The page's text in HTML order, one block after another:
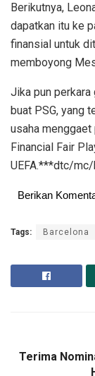
Berikutnya,
dapatkan itu ke
finansial untuk
memboyong
Jika pun
buat PSG, yang
usaha
Financial Fair
UEFA.***dtc/
Berikan
Tags: Barcelona
Terima